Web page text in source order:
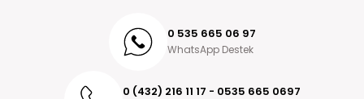
0 535 665 06 97
WhatsApp Destek
0 (432) 216 11 17 - 0535 665 0697